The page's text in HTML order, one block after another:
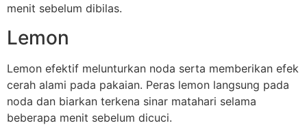
menit sebelum dibilas.
Lemon
Lemon efektif melunturkan noda serta memberikan efek
cerah alami pada pakaian. Peras lemon langsung pada
noda dan biarkan terkena sinar matahari selama
beberapa menit sebelum dicuci.